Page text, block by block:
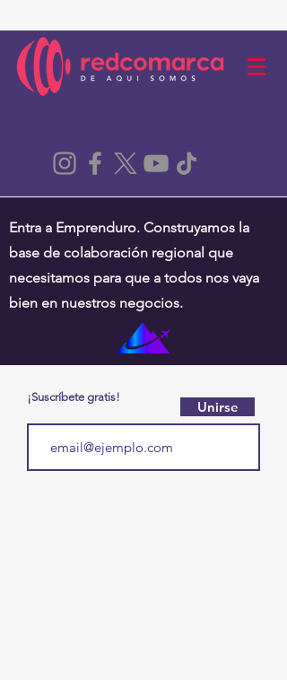
Entra a Emprenduro. Construyamos la
base de colaboración regional que
necesitamos para que a todos nos vaya
bien en nuestros negocios.
¡Suscríbete gratis!
Unirse